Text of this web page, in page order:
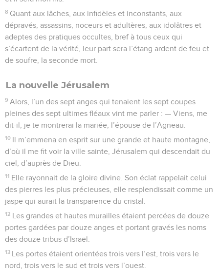
8 Quant aux lâches, aux infidèles et inconstants, aux
dépravés, assassins, noceurs et adultères, aux idolâtres et
adeptes des pratiques occultes, bref à tous ceux qui
s’écartent de la vérité, leur part sera l’étang ardent de feu et
de soufre, la seconde mort.
La nouvelle Jérusalem
9 Alors, l’un des sept anges qui tenaient les sept coupes
pleines des sept ultimes fléaux vint me parler : — Viens, me
dit-il, je te montrerai la mariée, l’épouse de l’Agneau.
10 Il m’emmena en esprit sur une grande et haute montagne,
d’où il me fit voir la ville sainte, Jérusalem qui descendait du
ciel, d’auprès de Dieu.
11 Elle rayonnait de la gloire divine. Son éclat rappelait celui
des pierres les plus précieuses, elle resplendissait comme un
jaspe qui aurait la transparence du cristal.
12 Les grandes et hautes murailles étaient percées de douze
portes gardées par douze anges et portant gravés les noms
des douze tribus d’Israël.
13 Les portes étaient orientées trois vers l’est, trois vers le
nord, trois vers le sud et trois vers l’ouest.